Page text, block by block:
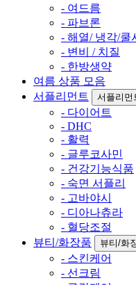
- 여드름
- 파브론
- 해열/ 냉각/쿨
- 변비 / 치질
- 한방생약
여름 상품 모음
서플리먼트
서플리먼
- 다이어트
- DHC
- 활력
- 글루코사민
- 건강기능식품
- 숙면 서플리
- 고바야시
- 디아나츄라
- 혈당조절
뷰티/화장품
뷰티/화
- 스킨케어
- 선크림